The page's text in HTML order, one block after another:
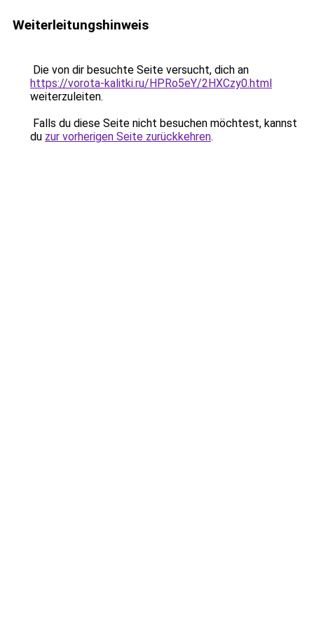
Weiterleitungshinweis
Die von dir besuchte Seite versucht, dich an
https://vorota-kalitki.ru/HPRo5eY/2HXCzy0.html
weiterzuleiten.
Falls du diese Seite nicht besuchen möchtest, kannst
du zur vorherigen Seite zurückkehren.